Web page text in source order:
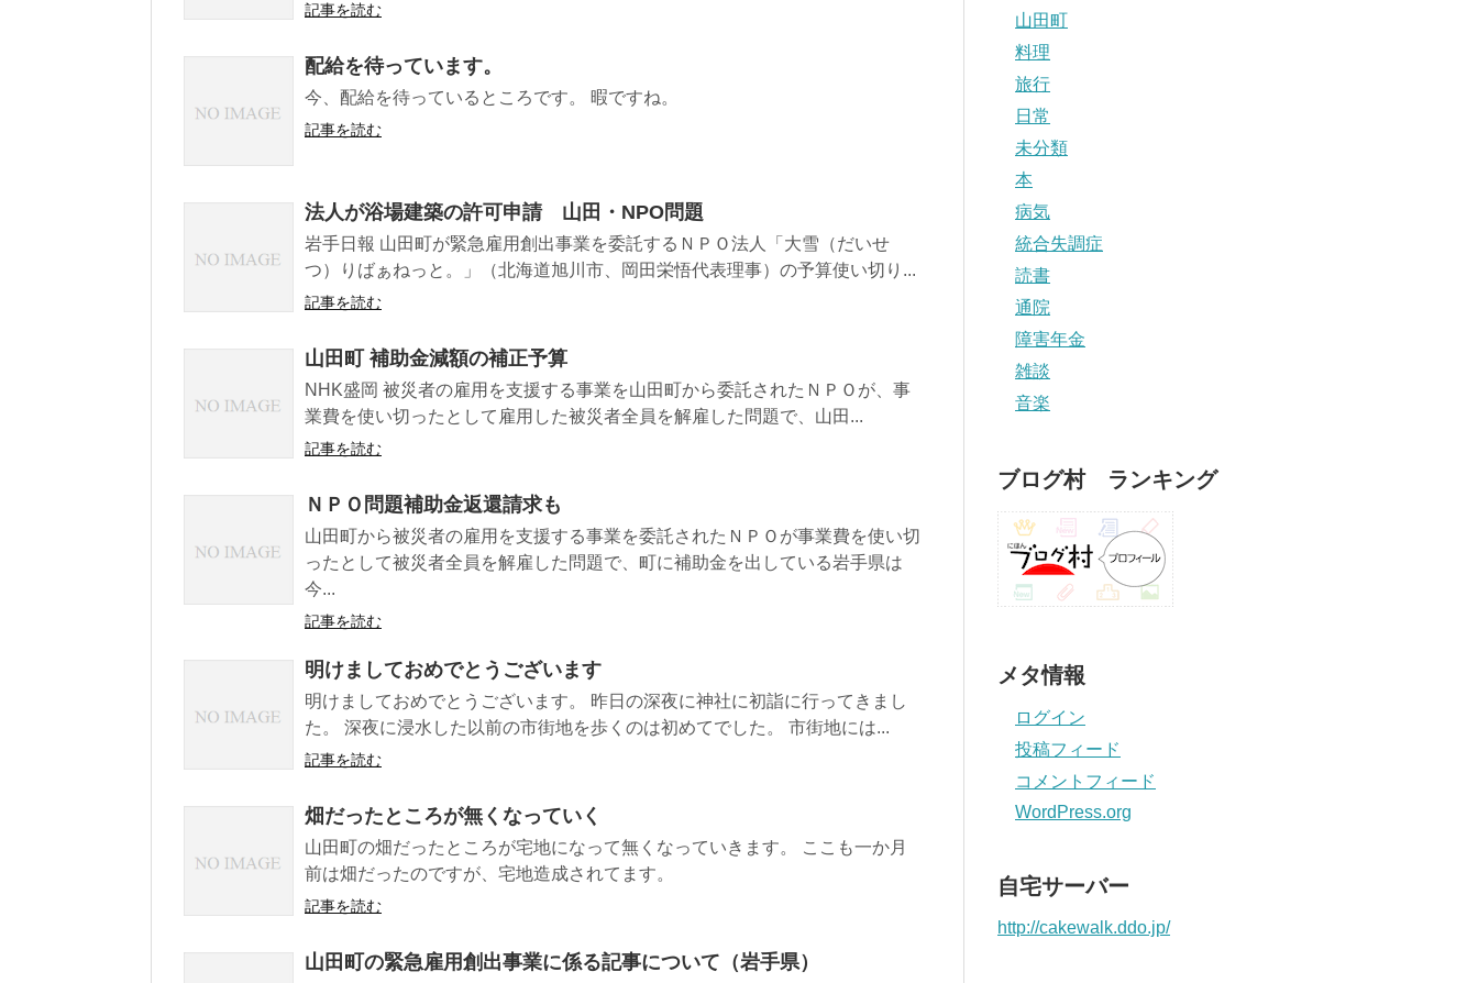
記事を読む
配給を待っています。
今、配給を待っているところです。 暇ですね。
記事を読む
法人が浴場建築の許可申請 山田・NPO問題
岩手日報 山田町が緊急雇用創出事業を委託するＮＰＯ法人「大雪（だいせ
つ）りばぁねっと。」（北海道旭川市、岡田栄悟代表理事）の予算使い切り...
記事を読む
山田町 補助金減額の補正予算
NHK盛岡 被災者の雇用を支援する事業を山田町から委託されたＮＰＯが、事
業費を使い切ったとして雇用した被災者全員を解雇した問題で、山田...
記事を読む
ＮＰＯ問題補助金返還請求も
山田町から被災者の雇用を支援する事業を委託されたＮＰＯが事業費を使い切
ったとして被災者全員を解雇した問題で、町に補助金を出している岩手県は
今...
記事を読む
明けましておめでとうございます
明けましておめでとうございます。 昨日の深夜に神社に初詣に行ってきまし
た。 深夜に浸水した以前の市街地を歩くのは初めてでした。 市街地には...
記事を読む
畑だったところが無くなっていく
山田町の畑だったところが宅地になって無くなっていきます。 ここも一か月
前は畑だったのですが、宅地造成されてます。
記事を読む
山田町の緊急雇用創出事業に係る記事について（岩手県）
山田町
料理
旅行
日常
未分類
本
病気
統合失調症
読書
通院
障害年金
雑談
音楽
ブログ村 ランキング
メタ情報
ログイン
投稿フィード
コメントフィード
WordPress.org
自宅サーバー
http://cakewalk.ddo.jp/